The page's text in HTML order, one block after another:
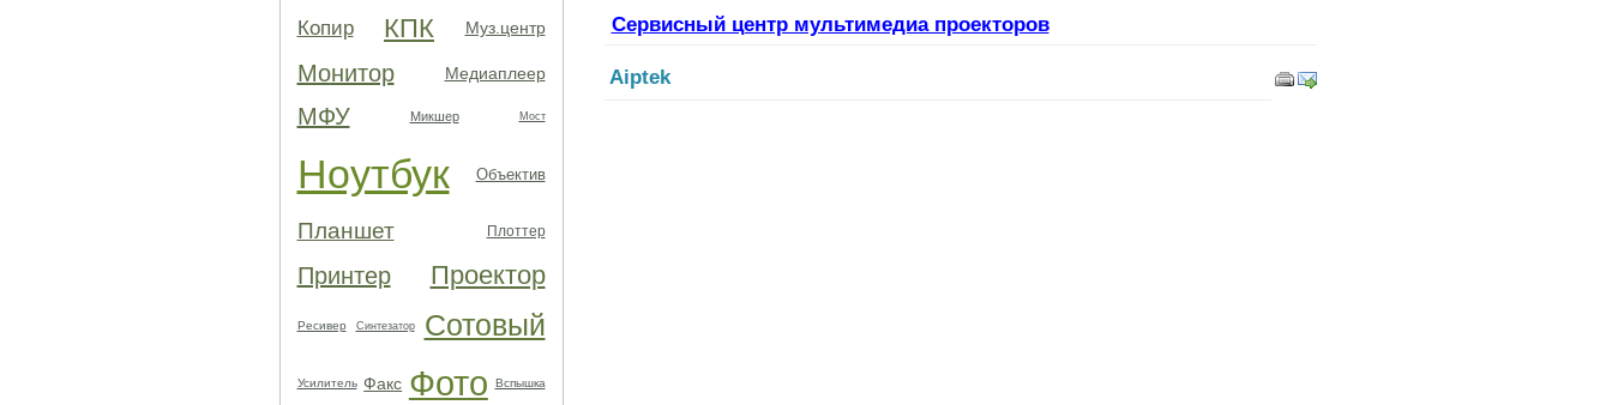
Копир КПК Муз.центр
Монитор Медиаплеер
МФУ Микшер Мост
Ноутбук Объектив
Планшет Плоттер
Принтер Проектор
Ресивер Синтезатор Сотовый
Усилитель Факс Фото Вспышка
Сервисный центр мультимедиа проекторов
Aiptek